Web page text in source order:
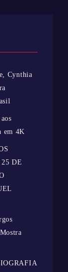
Cynthia
em 4K
DE